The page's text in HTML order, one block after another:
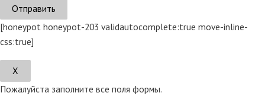
[honeypot honeypot-203 validautocomplete:true move-inline-
css:true]
Х
Пожалуйста заполните все поля формы.